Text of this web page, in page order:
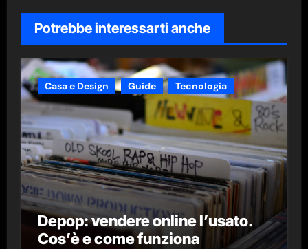
Potrebbe interessarti anche
Casa e Design Guide Tecnologia
Depop: vendere online l’usato.
Cos’è e come funziona